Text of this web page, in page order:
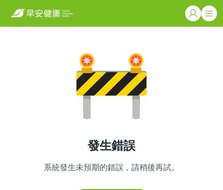
發生錯誤
系統發生未預期的錯誤，請稍後再試。